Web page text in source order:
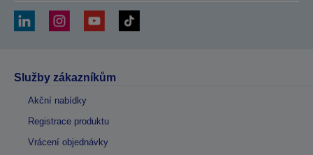
Služby zákazníkům
Akční nabídky
Registrace produktu
Vrácení objednávky